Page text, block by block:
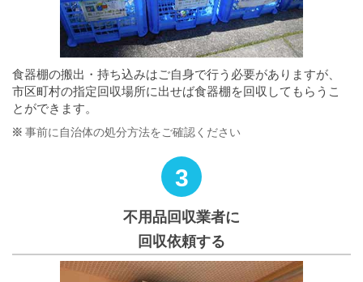
食器棚の搬出・持ち込みはご自身で行う必要がありますが、
市区町村の指定回収場所に出せば食器棚を回収してもらうこ
とができます。
事前に自治体の処分方法をご確認ください
3
不用品回収業者に
回収依頼する